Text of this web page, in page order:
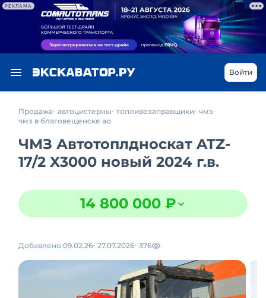
РЕКЛАМА
Войти
Продажа автоцистерны топливозаправщики чмз
чмз в благовещенске ао
ЧМЗ Автотоплдноскат ATZ-
17/2 X3000 новый 2024 г.в.
14 800 000 ₽
Добавлено 09.02.26 27.07.2026 376